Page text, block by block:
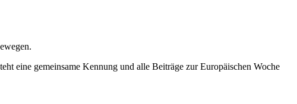
eine gemeinsame Kennung und alle Beiträge zur Europäischen Woche